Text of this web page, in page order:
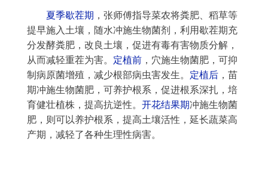
夏季歇茬期 ，张师傅指导菜农将粪肥、稻草等
提早施入土壤，随水冲施生物菌剂，利用歇茬期充
分发酵粪肥，改良土壤，促进有毒有害物质分解，
从而减轻重茬为害。 定植前，穴施生物菌肥，可抑
制病原菌增殖，减少根部病虫害发生。 定植后，苗
期冲施生物菌肥，可养护根系，促进根系深扎，培
育健壮植株，提高抗逆性。 开花结果期冲施生物菌
肥，则可以养护根系，提高土壤活性，延长蔬菜高
产期，减轻了各种生理性病害。